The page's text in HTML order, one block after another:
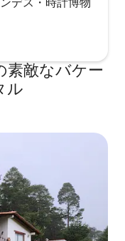
敵なバケー
ル